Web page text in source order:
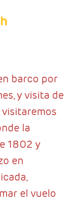
barco por
y visita de
visitaremos
la
1802 y
en
el vuelo